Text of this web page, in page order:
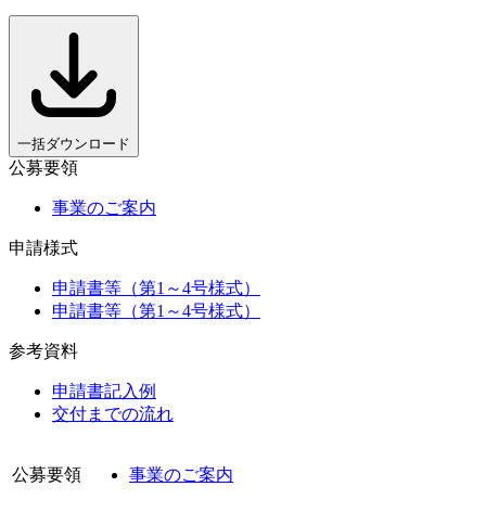
一括ダウンロード
公募要領
事業のご案内
申請様式
申請書等（第1～4号様式）
申請書等（第1～4号様式）
参考資料
申請書記入例
交付までの流れ
公募要領 事業のご案内